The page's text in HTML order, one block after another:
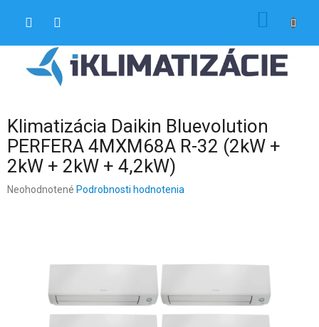
Klimatizácia Daikin Bluevolution
PERFERA 4MXM68A R-32 (2kW +
2kW + 2kW + 4,2kW)
Priemerné
Neohodnotené Podrobnosti hodnotenia